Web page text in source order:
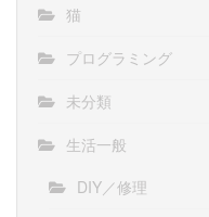
猫
プログラミング
未分類
生活一般
DIY／修理